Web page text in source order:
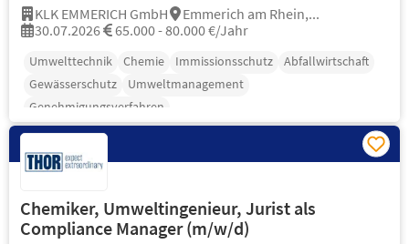
KLK EMMERICH GmbH
Emmerich am Rhein,...
30.07.2026
65.000 - 80.000 €/Jahr
Umwelttechnik Chemie Immissionsschutz
Abfallwirtschaft
Gewässerschutz
Umweltmanagement
Genehmigungsverfahren
Chemiker, Umweltingenieur, Jurist als
Compliance Manager (m/w/d)